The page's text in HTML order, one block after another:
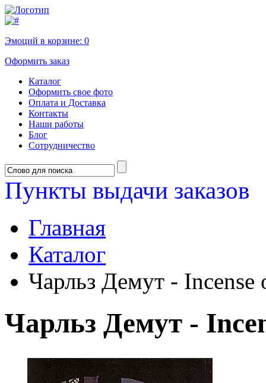
Эмоций в корзине: 0
Оформить заказ
Каталог
Оформить свое фото
Оплата и Доставка
Контакты
Наши работы
Блог
Сотрудничество
Пункты выдачи заказов
Главная
Каталог
Чарльз Демут - Incense
Чарльз Демут -